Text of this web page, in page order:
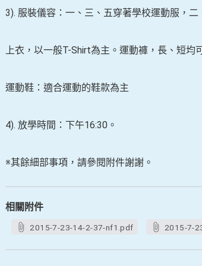
3). 服裝儀容：一、三、五穿著學校運動服，二
上衣，以一般T-Shirt為主。運動褲，長、短均
運動鞋：適合運動的鞋款為主
4). 放學時間：下午16:30 。
※其餘細部事項，請參閱附件謝謝。
相關附件
2015-7-23-14-2-37-nf1.pdf 2015-7-